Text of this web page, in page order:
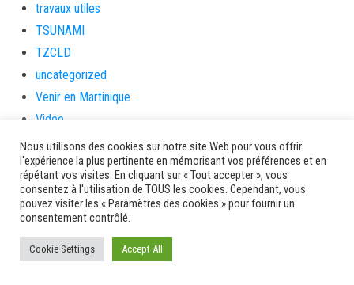
travaux utiles
TSUNAMI
TZCLD
uncategorized
Venir en Martinique
Video
vidététladjéko
Vie Municipale
Viechere
vigilanceROUGE
Village artisanal et commercial
Nous utilisons des cookies sur notre site Web pour vous offrir
l'expérience la plus pertinente en mémorisant vos préférences et en
répétant vos visites. En cliquant sur « Tout accepter », vous
consentez à l'utilisation de TOUS les cookies. Cependant, vous
pouvez visiter les « Paramètres des cookies » pour fournir un
consentement contrôlé.
Cookie Settings Accept All